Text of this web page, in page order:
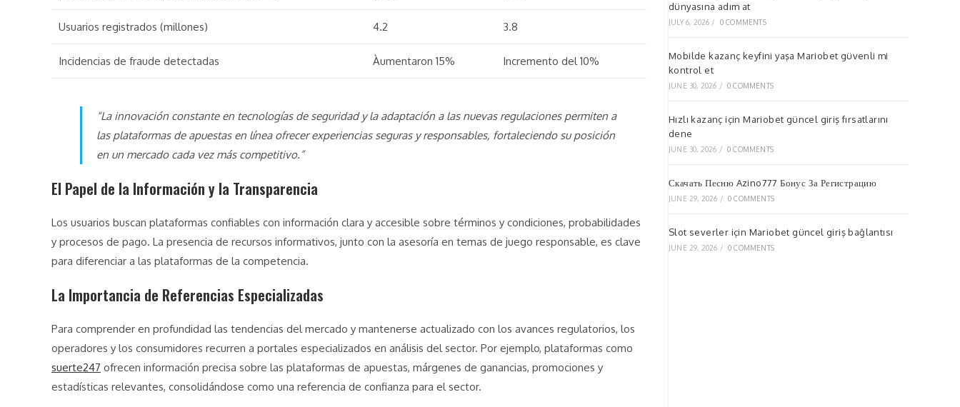
Usuarios registrados (millones) 4.2 3.8
Incidencias de fraude detectadas Àumentaron 15% Incremento del 10%
“La innovación constante en tecnologías de seguridad y la adaptación a las nuevas regulaciones permiten a
las plataformas de apuestas en línea ofrecer experiencias seguras y responsables, fortaleciendo su posición
en un mercado cada vez más competitivo.”
El Papel de la Información y la Transparencia
Los usuarios buscan plataformas confiables con información clara y accesible sobre términos y condiciones, probabilidades
y procesos de pago. La presencia de recursos informativos, junto con la asesoría en temas de juego responsable, es clave
para diferenciar a las plataformas de la competencia.
La Importancia de Referencias Especializadas
Para comprender en profundidad las tendencias del mercado y mantenerse actualizado con los avances regulatorios, los
operadores y los consumidores recurren a portales especializados en análisis del sector. Por ejemplo, plataformas como
suerte247 ofrecen información precisa sobre las plataformas de apuestas, márgenes de ganancias, promociones y
estadísticas relevantes, consolidándose como una referencia de confianza para el sector.
dünyasına adım at
JULY 6, 2026 / 0 COMMENTS
Mobilde kazanç keyfini yaşa Mariobet güvenli mi
kontrol et
JUNE 30, 2026 / 0 COMMENTS
Hızlı kazanç için Mariobet güncel giriş fırsatlarını
dene
JUNE 30, 2026 / 0 COMMENTS
Скачать Песню Azino777 Бонус За Регистрацию
JUNE 29, 2026 / 0 COMMENTS
Slot severler için Mariobet güncel giriş bağlantısı
JUNE 29, 2026 / 0 COMMENTS